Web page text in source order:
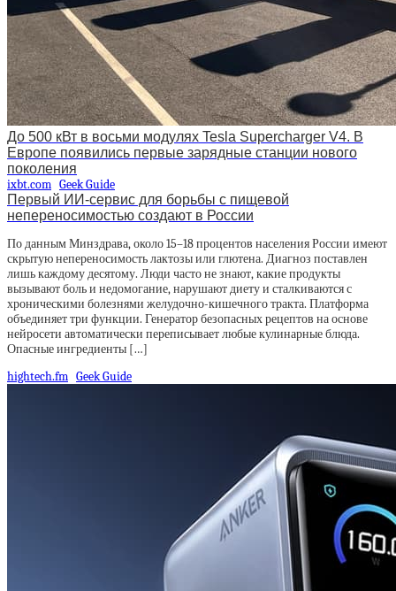
До 500 кВт в восьми модулях Tesla Supercharger V4. В
Европе появились первые зарядные станции нового
поколения
ixbt.com Geek Guide
Первый ИИ-сервис для борьбы с пищевой
непереносимостью создают в России
По данным Минздрава, около 15–18 процентов населения России имеют
скрытую непереносимость лактозы или глютена. Диагноз поставлен
лишь каждому десятому. Люди часто не знают, какие продукты
вызывают боль и недомогание, нарушают диету и сталкиваются с
хроническими болезнями желудочно-кишечного тракта. Платформа
объединяет три функции. Генератор безопасных рецептов на основе
нейросети автоматически переписывает любые кулинарные блюда.
Опасные ингредиенты […]
hightech.fm Geek Guide